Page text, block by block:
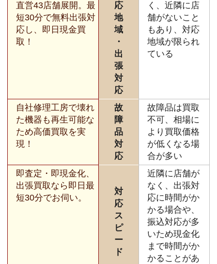
直営43店舗展開。最
短30分で無料出張対
応し、即日現金買
取！
応
地
域
・
出
張
対
応
く、近隣に店
舗がないこと
もあり、対応
地域が限られ
ている
自社修理工房で壊れ
た機器も再生可能な
ため高価買取を実
現！
故
障
品
対
応
故障品は買取
不可、相場に
より買取価格
が低くなる場
合が多い
即査定・即現金化、
出張買取なら即日最
短30分でお伺い。
対
応
ス
ピ
ー
ド
近隣に店舗が
なく、出張対
応に時間がか
かる場合や、
振込対応が多
いため現金化
まで時間がか
かることがあ